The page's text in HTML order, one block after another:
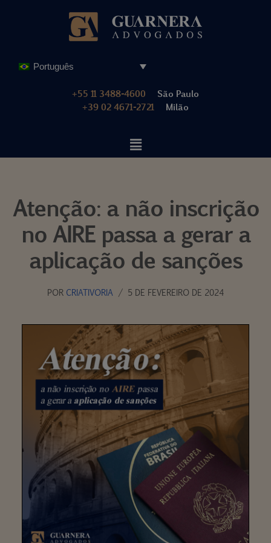
Português
+55 11 3488-4600 São Paulo
+39 02 4671-2721 Milão
Atenção: a não inscrição
no AIRE passa a gerar a
aplicação de sanções
POR CRIATIVORIA 5 DE FEVEREIRO DE 2024